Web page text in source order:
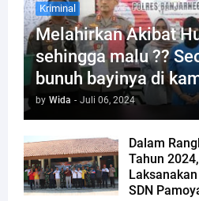
Kriminal
Melahirkan Akibat
sehingga malu ??
bunuh bayinya di
by Wida - Juli 06, 2024
Dalam
Tahun
SDN